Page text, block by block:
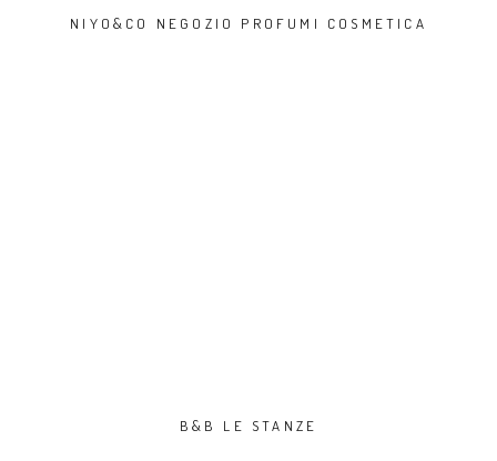
NIYO&CO NEGOZIO PROFUMI COSMETICA
B&B LE STANZE